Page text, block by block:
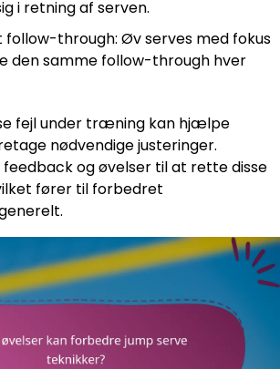
i retning af serven.
follow-through: Øv serves med fokus
den samme follow-through hver
fejl under træning kan hjælpe
nødvendige justeringer.
og øvelser til at rette disse
fører til forbedret